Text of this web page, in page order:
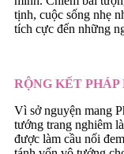
tịnh, cuộc sống nhẹ
tích cực đến những
RỘNG KẾT PHÁP
Vì sở nguyện mang
tướng trang nghiêm
được làm cầu nối